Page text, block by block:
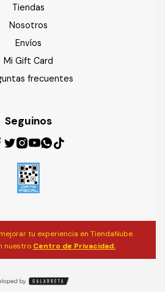
Tiendas
Nosotros
Envíos
Mi Gift Card
frecuentes
Seguinos
tu experiencia en TiendaNube.
nuestro Centro de Privacidad.